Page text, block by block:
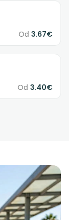
Od 3.67€
Od 3.40€